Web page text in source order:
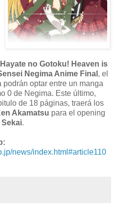
Hayate no Gotoku! Heaven is
Negima Anime Final , el
optar entre un manga
0 de Negima. Este último,
de 18 páginas, traerá los
Akamatsu para el opening
.
news/index.html#article110